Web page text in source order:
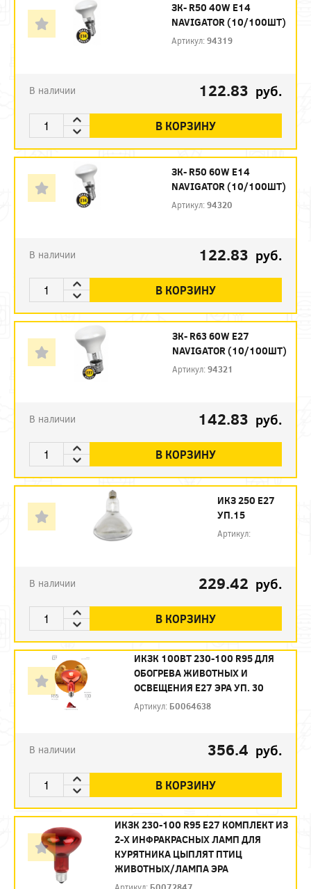
ЗК- R50 40W E14
NAVIGATOR (10/100ШТ)
Артикул:94319
В наличии 122.83 руб.
В КОРЗИНУ
ЗК- R50 60W E14
NAVIGATOR (10/100ШТ)
Артикул:94320
В наличии 122.83 руб.
В КОРЗИНУ
ЗК- R63 60W E27
NAVIGATOR (10/100ШТ)
Артикул:94321
В наличии 142.83 руб.
В КОРЗИНУ
ИКЗ 250 Е27
УП.15
Артикул:
В наличии 229.42 руб.
В КОРЗИНУ
ИКЗК 100ВТ 230-100 R95 ДЛЯ
ОБОГРЕВА ЖИВОТНЫХ И
ОСВЕЩЕНИЯ Е27 ЭРА УП. 30
Артикул: Б0064638
В наличии 356.4 руб.
В КОРЗИНУ
ИКЗК 230-100 R95 E27 КОМПЛЕКТ ИЗ
2-Х ИНФРАКРАСНЫХ ЛАМП ДЛЯ
КУРЯТНИКА ЦЫПЛЯТ ПТИЦ
ЖИВОТНЫХ/ЛАМПА ЭРА